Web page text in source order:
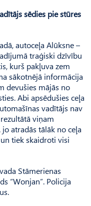
sēdies pie stūres
autoceļa Alūksne –
traģiski dzīvību
kurš pakļuva zem
sākotnējā informācija
devušies mājās no
Abi apsēdušies ceļa
vadītājs nav
viņam
atradās tālāk no ceļa
tiek skaidroti visi
Stāmerienas
“Wonjan”. Policija